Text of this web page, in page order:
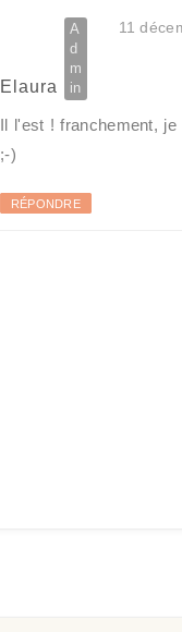
Elaura
11
Il l'est ! franchement,
;-)
RÉPONDRE